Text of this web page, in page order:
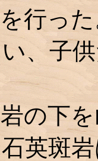
行っ
、子
の下を
英斑